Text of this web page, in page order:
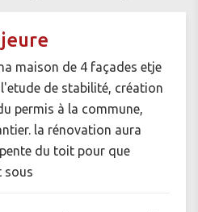
maison de 4 façades etje
de stabilité, création
permis à la commune,
la rénovation aura
du toit pour que
sous